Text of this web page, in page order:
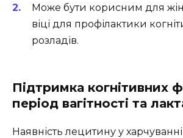
Може бути корисним для
віці для профілактики
розладів.
Підтримка когнітивних
період вагітності та
Наявність лецитину у харчуванні